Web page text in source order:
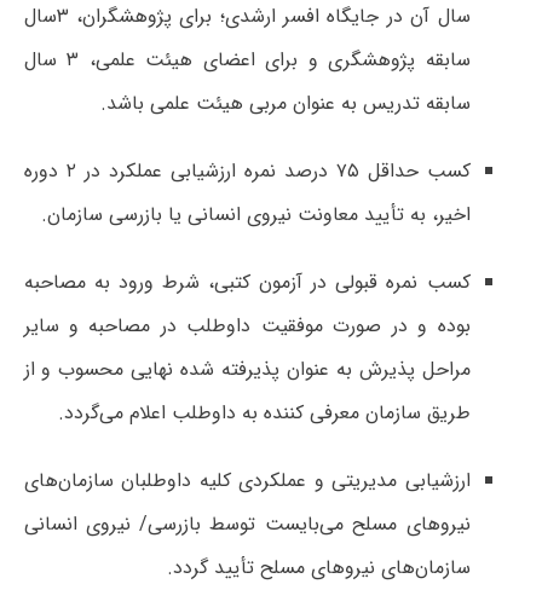
سال آن در جایگاه افسر ارشدی؛ برای پژوهشگران، ۳سال
سابقه پژوهشگری و برای اعضای هیئت علمی، ۳ سال
سابقه تدریس به عنوان مربی هیئت علمی باشد.
کسب حداقل ۷۵ درصد نمره ارزشیابی عملکرد در ۲ دوره
اخیر، به تأیید معاونت نیروی انسانی یا بازرسی سازمان.
کسب نمره قبولی در آزمون کتبی، شرط ورود به مصاحبه
بوده و در صورت موفقیت داوطلب در مصاحبه و سایر
مراحل پذیرش به عنوان پذیرفته شده نهایی محسوب و از
طریق سازمان معرفی کننده به داوطلب اعلام می‌گردد.
ارزشیابی مدیریتی و عملکردی کلیه داوطلبان سازمان‌های
نیروهای مسلح می‌بایست توسط بازرسی/ نیروی انسانی
سازمان‌های نیروهای مسلح تأیید گردد.